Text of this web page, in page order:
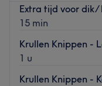
Extra tijd voor dik/
15 min
Krullen Knippen -
1 u
Krullen Knippen -